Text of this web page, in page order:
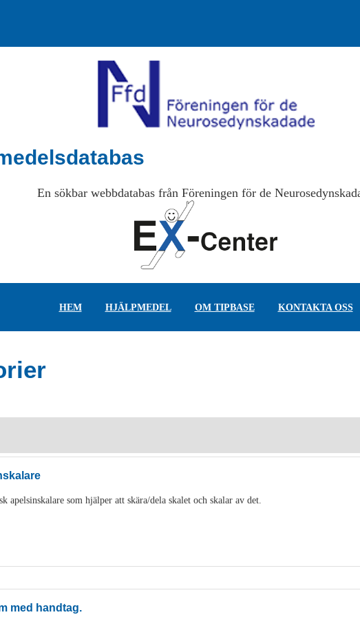
En sökbar webbdatabas från Föreningen för de
HEM HJÄLPMEDEL OM TIPBASE KONTAKTA OSS
apelsinskalare som hjälper att skära/dela skalet och skalar av det.
med handtag.